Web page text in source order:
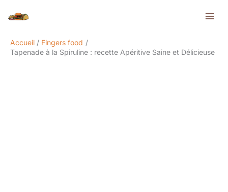
Accueil
Fingers food
Tapenade à la Spiruline : recette Apéritive Saine et Délicieuse